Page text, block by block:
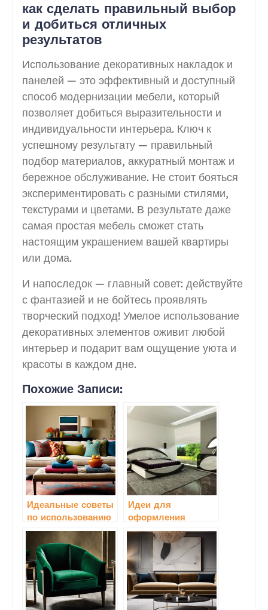
как сделать правильный выбор
и добиться отличных
результатов
Использование декоративных накладок и
панелей — это эффективный и доступный
способ модернизации мебели, который
позволяет добиться выразительности и
индивидуальности интерьера. Ключ к
успешному результату — правильный
подбор материалов, аккуратный монтаж и
бережное обслуживание. Не стоит бояться
экспериментировать с разными стилями,
текстурами и цветами. В результате даже
самая простая мебель сможет стать
настоящим украшением вашей квартиры
или дома.
И напоследок — главный совет: действуйте
с фантазией и не бойтесь проявлять
творческий подход! Умелое использование
декоративных элементов оживит любой
интерьер и подарит вам ощущение уюта и
красоты в каждом дне.
Похожие Записи:
Идеальные советы
по использованию
декоративных
тканей и чехлов
для мебели:
создаем уют и
стиль в доме
Идеи для
оформления
мебели своими
руками